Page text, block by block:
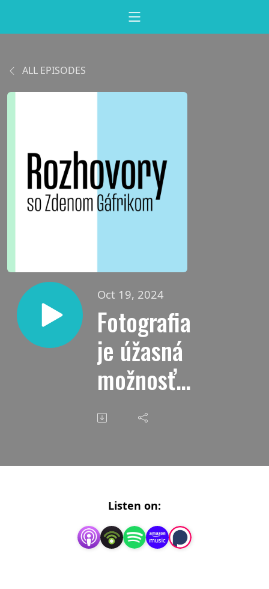
ALL EPISODES
Oct 19, 2024
Fotografia
je úžasná
možnosť,
ako sa
do
vlastného
vnútra.
Zistiť
Listen on: